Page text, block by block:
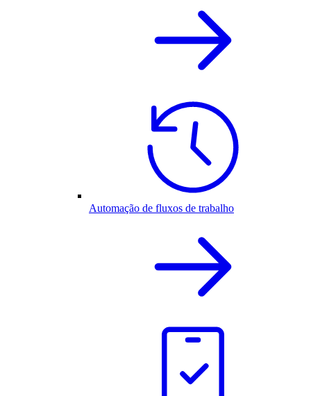
Automação de fluxos de trabalho